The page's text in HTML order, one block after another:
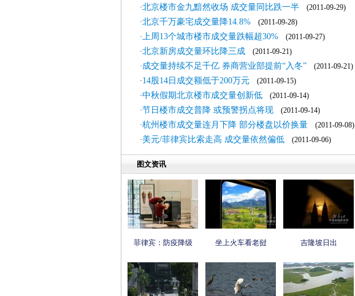
·北京楼市金九黯然收场 成交量同比跌一半 (2011-09-29)
·北京千万豪宅成交量降14.8% (2011-09-28)
·上周13个城市楼市成交量跌幅超30% (2011-09-27)
·北京新房成交量环比降三成 (2011-09-21)
·成交量持续不足千亿 券商营业部提前“入冬” (2011-09-21)
·14股14日成交额低于200万元 (2011-09-15)
·中秋假期北京楼市成交量创新低 (2011-09-14)
·节日楼市成交普降 或预警拐点将现 (2011-09-14)
·杭州楼市成交量连月下降 部分楼盘以价换量 (2011-09-08)
·美元/菲律宾比索走高 成交量依然偏低 (2011-09-06)
图文资讯
菲律宾：防疫降级 坐上火车看老挝 吉隆坡日出